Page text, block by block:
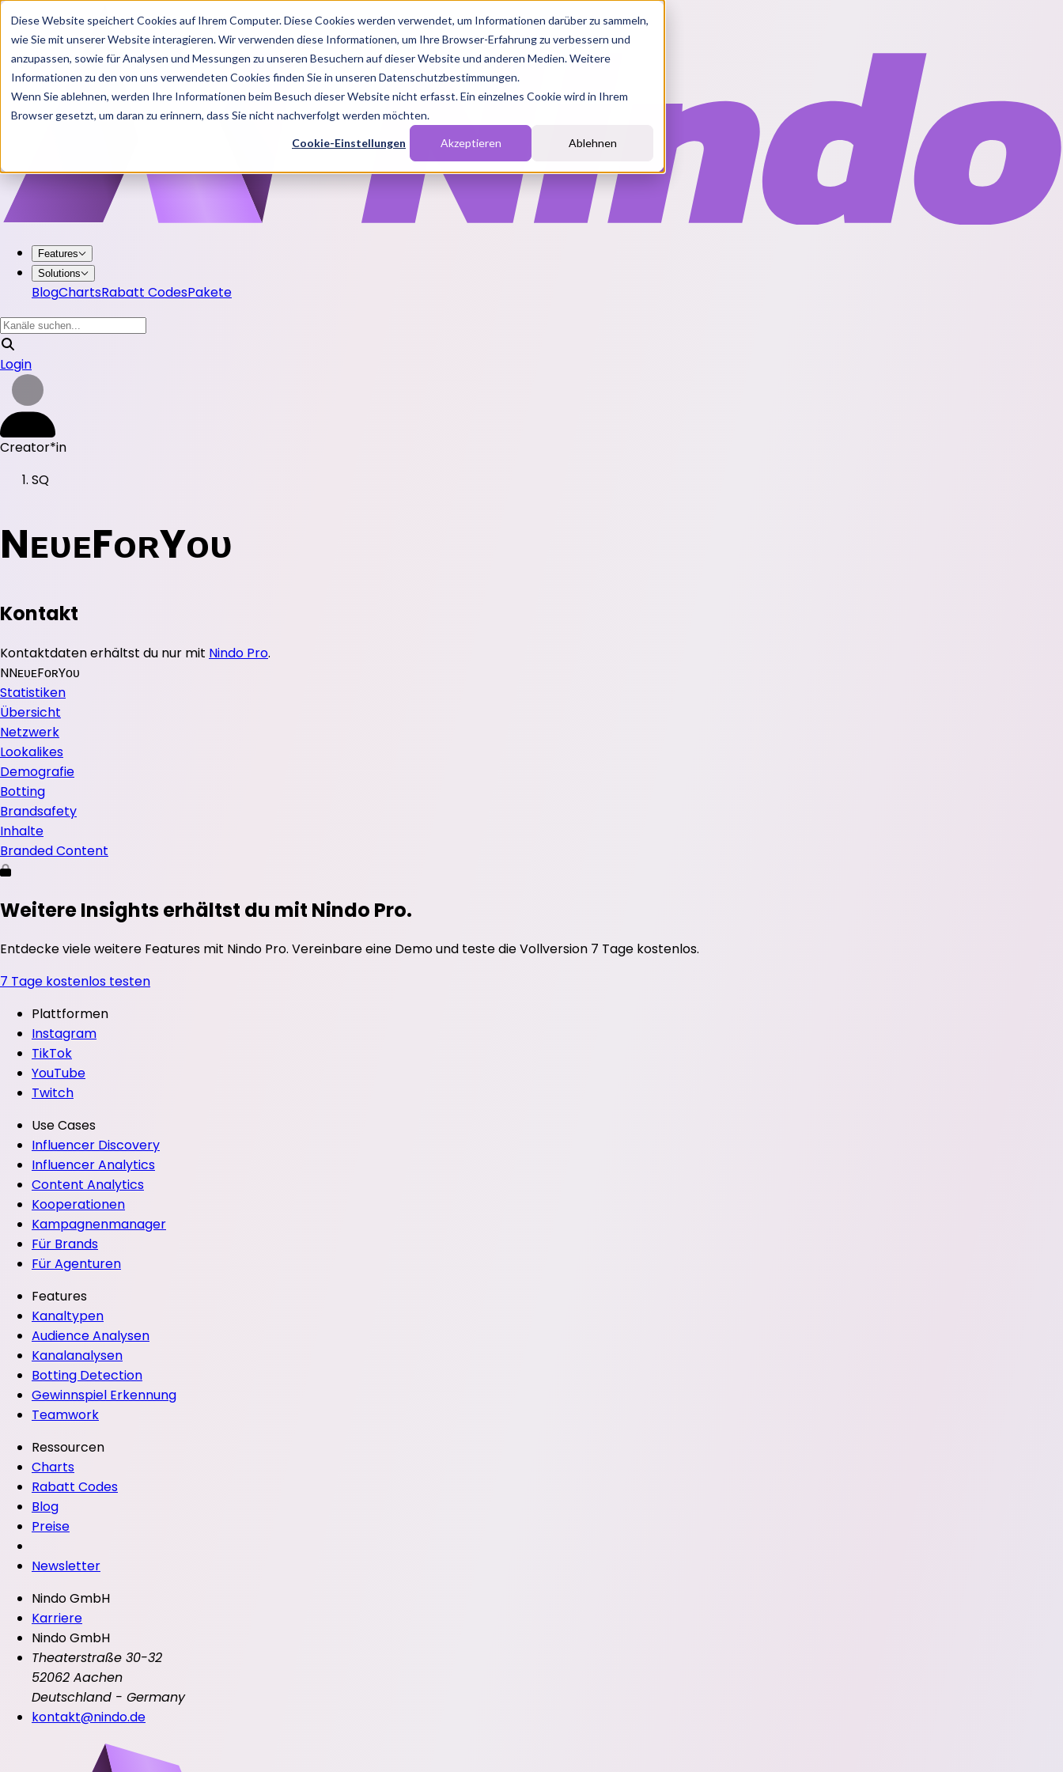
Diese Website speichert Cookies auf Ihrem Computer. Diese Cookies werden verwendet, um Informationen darüber zu sammeln,
wie Sie mit unserer Website interagieren. Wir verwenden diese Informationen, um Ihre Browser-Erfahrung zu verbessern und
anzupassen, sowie für Analysen und Messungen zu unseren Besuchern auf dieser Website und anderen Medien. Weitere
Informationen zu den von uns verwendeten Cookies finden Sie in unseren Datenschutzbestimmungen.
Wenn Sie ablehnen, werden Ihre Informationen beim Besuch dieser Website nicht erfasst. Ein einzelnes Cookie wird in Ihrem
Browser gesetzt, um daran zu erinnern, dass Sie nicht nachverfolgt werden möchten.
Cookie-Einstellungen Akzeptieren Ablehnen
Features
Solutions
BlogChartsRabatt CodesPakete
Login
Creator*in
SQ
NᴇᴜᴇFᴏʀYᴏᴜ
Kontakt
Kontaktdaten erhältst du nur mit Nindo Pro.
NNᴇᴜᴇFᴏʀYᴏᴜ
Statistiken
Übersicht
Netzwerk
Lookalikes
Demografie
Botting
Brandsafety
Inhalte
Branded Content
Weitere Insights erhältst du mit Nindo Pro.
Entdecke viele weitere Features mit Nindo Pro. Vereinbare eine Demo und teste die Vollversion 7 Tage kostenlos.
7 Tage kostenlos testen
Plattformen
Instagram
TikTok
YouTube
Twitch
Use Cases
Influencer Discovery
Influencer Analytics
Content Analytics
Kooperationen
Kampagnenmanager
Für Brands
Für Agenturen
Features
Kanaltypen
Audience Analysen
Kanalanalysen
Botting Detection
Gewinnspiel Erkennung
Teamwork
Ressourcen
Charts
Rabatt Codes
Blog
Preise
Newsletter
Nindo GmbH
Karriere
Nindo GmbH
Theaterstraße 30-32
52062 Aachen
Deutschland - Germany
kontakt@nindo.de